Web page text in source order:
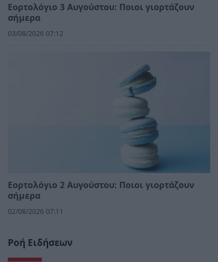
Εορτολόγιο 3 Αυγούστου: Ποιοι γιορτάζουν
σήμερα
03/08/2026 07:12
Εορτολόγιο 2 Αυγούστου: Ποιοι γιορτάζουν
σήμερα
02/08/2026 07:11
Ροή Ειδήσεων